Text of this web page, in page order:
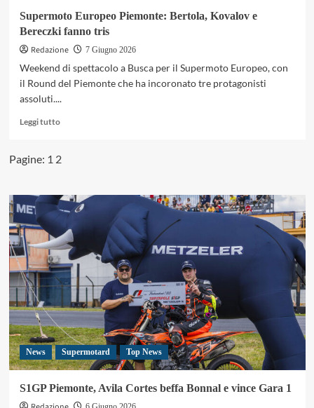
Supermoto Europeo Piemonte: Bertola, Kovalov e
Bereczki fanno tris
Redazione
7 Giugno 2026
Weekend di spettacolo a Busca per il Supermoto Europeo, con
il Round del Piemonte che ha incoronato tre protagonisti
assoluti....
Leggi tuttoLeggi
su
Piemonte:
Bertola,
Kovalov
e
Bereczki
fanno
tris
Pagine: 1 2
News Supermotard Top News
S1GP Piemonte, Avila Cortes beffa Bonnal e vince Gara 1